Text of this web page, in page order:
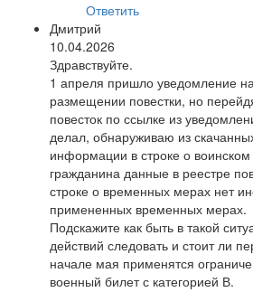
Ответить
Дмитрий
10.04.2026
Здравствуйте.
1 апреля пришло уведомление на
размещении повестки, но
повесток по ссылке из
делал, обнаруживаю из
информации в строке о
гражданина данные в реестре
строке о временных мерах нет
примененных временных мерах.
Подскажите как быть в такой
действий следовать и стоит ли
начале мая применятся
военный билет с категорией В.